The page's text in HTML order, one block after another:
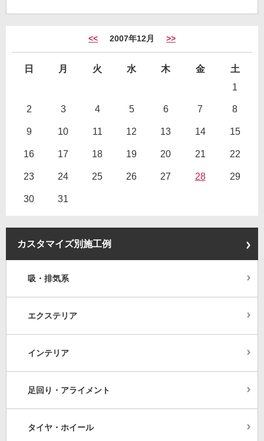
<< 2007年12月 >>
日 月 火 水 木 金
土
1
2 3 4 5 6 7 8
9 10 11 12 13 14 15
16 17 18 19 20 21 22
23 24 25 26 27 28 29
30 31
カスタマイズ別施工例
吸・排気系
エクステリア
インテリア
足回り・アライメント
タイヤ・ホイール